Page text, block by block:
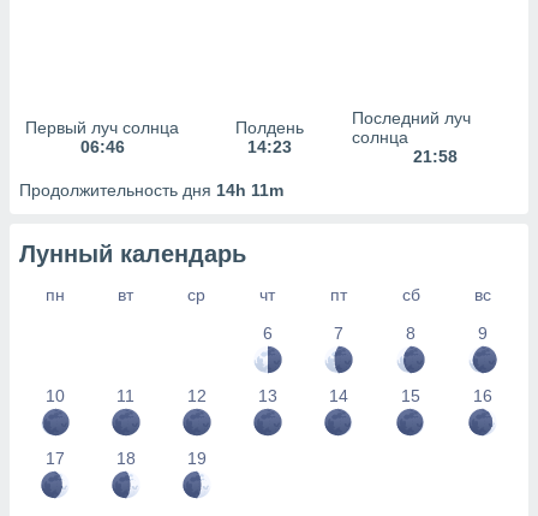
Первый луч солнца
06:46
Полдень
14:23
Последний луч
солнца
21:58
Продолжительность дня 14h 11m
Лунный календарь
пн вт ср чт пт сб
вс
6
7 8 9
10 11 12 13 14 15 16
17 18 19